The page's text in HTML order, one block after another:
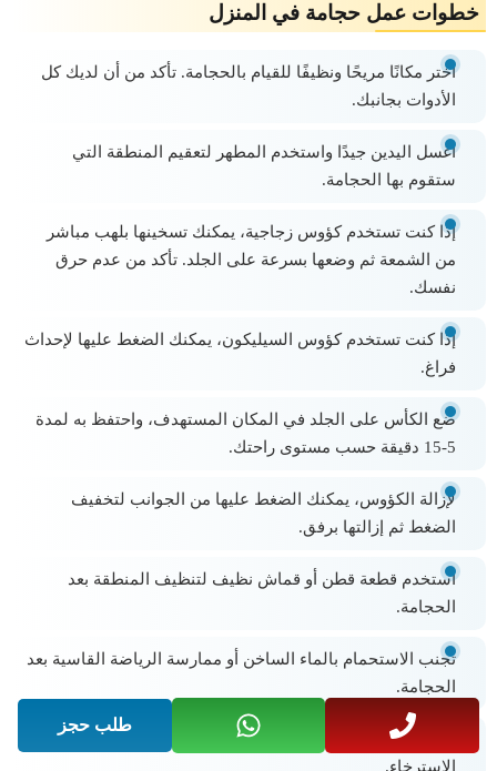
خطوات عمل حجامة في المنزل
اختر مكانًا مريحًا ونظيفًا للقيام بالحجامة. تأكد من أن لديك كل
الأدوات بجانبك.
اغسل اليدين جيدًا واستخدم المطهر لتعقيم المنطقة التي
ستقوم بها الحجامة.
إذا كنت تستخدم كؤوس زجاجية، يمكنك تسخينها بلهب مباشر
من الشمعة ثم وضعها بسرعة على الجلد. تأكد من عدم حرق
نفسك.
إذا كنت تستخدم كؤوس السيليكون، يمكنك الضغط عليها لإحداث
فراغ.
ضع الكأس على الجلد في المكان المستهدف، واحتفظ به لمدة
5-15 دقيقة حسب مستوى راحتك.
لإزالة الكؤوس، يمكنك الضغط عليها من الجوانب لتخفيف
الضغط ثم إزالتها برفق.
استخدم قطعة قطن أو قماش نظيف لتنظيف المنطقة بعد
الحجامة.
تجنب الاستحمام بالماء الساخن أو ممارسة الرياضة القاسية بعد
الحجامة.
يُفضل تناول سوائل دافئة مثل الأعشاب للمساعدة في
الاسترخاء.
طلب حجز